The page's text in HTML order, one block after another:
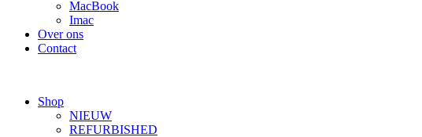
MacBook
Imac
Over ons
Contact
Shop
NIEUW
REFURBISHED